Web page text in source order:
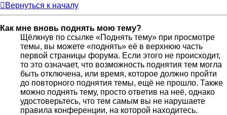
Вернуться к началу
Как мне вновь поднять мою тему?
Щёлкнув по ссылке «Поднять тему» при просмотре
темы, вы можете «поднять» её в верхнюю часть
первой страницы форума. Если этого не происходит,
то это означает, что возможность поднятия тем могла
быть отключена, или время, которое должно пройти
до повторного поднятия темы, ещё не прошло. Также
можно поднять тему, просто ответив на неё, однако
удостоверьтесь, что тем самым вы не нарушаете
правила конференции, на которой находитесь.